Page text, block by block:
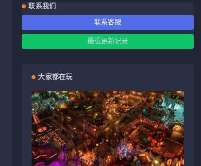
联系我们
联系客服
最近更新记录
大家都在玩